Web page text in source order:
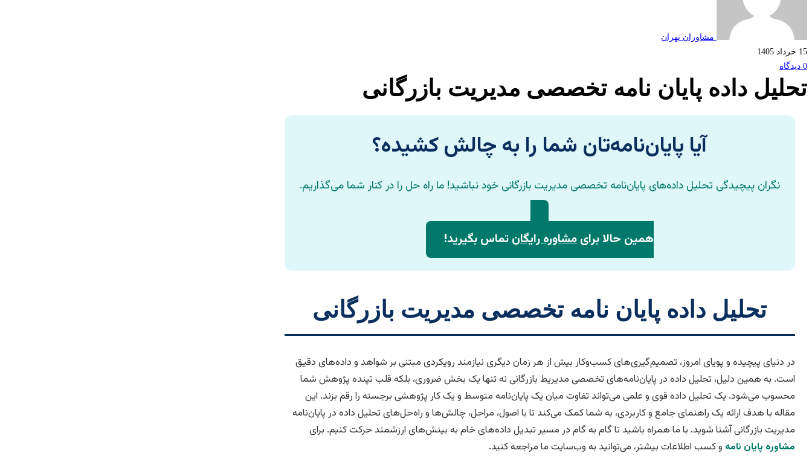
مشاوران تهران
15 خرداد 1405
0 دیدگاه
تحلیل داده پایان نامه تخصصی مدیریت بازرگانی
آیا پایان‌نامه‌تان شما را به چالش کشیده؟
نگران پیچیدگی تحلیل داده‌های پایان‌نامه تخصصی مدیریت بازرگانی خود نباشید! ما راه حل را در کنار شما می‌گذاریم.
همین حالا برایمشاوره رایگانتماس بگیرید!
تحلیل داده پایان نامه تخصصی مدیریت بازرگانی
در دنیای پیچیده و پویای امروز، تصمیم‌گیری‌های کسب‌وکار بیش از هر زمان دیگری نیازمند رویکردی مبتنی بر شواهد و داده‌های دقیق
است. به همین دلیل، تحلیل داده در پایان‌نامه‌های تخصصی مدیریط بازرگانی نه تنها یک بخش ضروری، بلکه قلب تپنده پژوهش شما
محسوب می‌شود. یک تحلیل داده قوی و علمی می‌تواند تفاوت میان یک پایان‌نامه متوسط و یک کار پژوهشی برجسته را رقم بزند. این
مقاله با هدف ارائه یک راهنمای جامع و کاربردی، به شما کمک می‌کند تا با اصول، مراحل، چالش‌ها و راه‌حل‌های تحلیل داده در پایان‌نامه
مدیریت بازرگانی آشنا شوید. با ما همراه باشید تا گام به گام در مسیر تبدیل داده‌های خام به بینش‌های ارزشمند حرکت کنیم. برای
مشاوره پایان نامه و کسب اطلاعات بیشتر، می‌توانید به وب‌سایت ما مراجعه کنید.